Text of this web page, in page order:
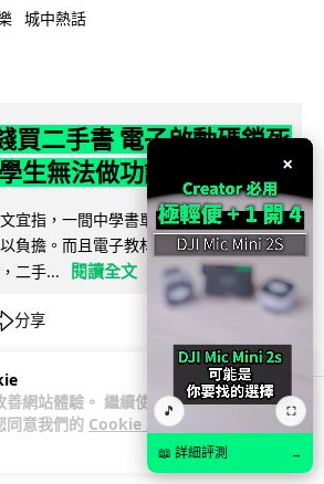
網站體驗。 繼續使用
同意我們的 Cookie 政
城中熱話
買二手書 電子啟動碼鎖死
生無法做功課
宜指，一間中學書單價錢按年加 14.7%
負擔。而且電子教材啟動碼這項設計，
二手...
閱讀全文
分享
×
🎵 ⛶
📖 詳細評測 →